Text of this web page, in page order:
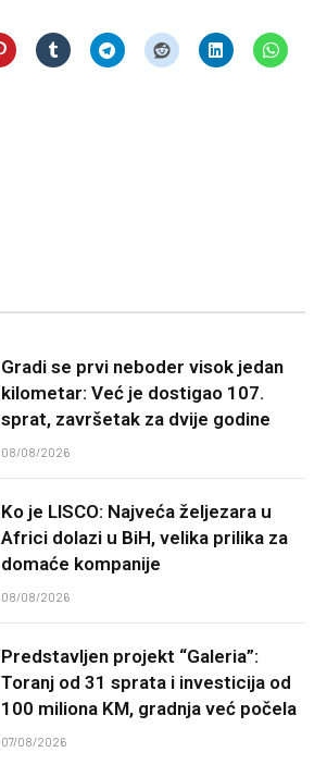
Gradi se prvi neboder visok jedan
kilometar: Već je dostigao 107.
sprat, završetak za dvije godine
08/08/2026
Ko je LISCO: Najveća željezara u
Africi dolazi u BiH, velika prilika za
domaće kompanije
08/08/2026
Predstavljen projekt “Galeria”:
Toranj od 31 sprata i investicija od
100 miliona KM, gradnja već počela
07/08/2026